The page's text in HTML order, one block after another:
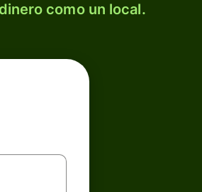
como un local.